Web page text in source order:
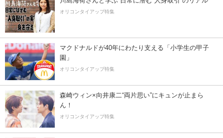
オリコンタイアップ特集
マクドナルドが40年にわたり支える「小学生の甲子
園」
オリコンタイアップ特集
森崎ウィン×向井康二“両片思い”にキュンが止まら
ん！
オリコンタイアップ特集